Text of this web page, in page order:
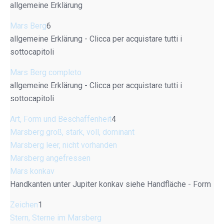
allgemeine Erklärung
Mars Berg6
allgemeine Erklärung - Clicca per acquistare tutti i
sottocapitoli
Mars Berg completo
allgemeine Erklärung - Clicca per acquistare tutti i
sottocapitoli
Art, Form und Beschaffenheit4
Marsberg groß, stark, voll, dominant
Marsberg leer, nicht vorhanden
Marsberg angefressen
Mars konkav
Handkanten unter Jupiter konkav siehe Handfläche - Form
Zeichen1
Stern, Sterne im Marsberg